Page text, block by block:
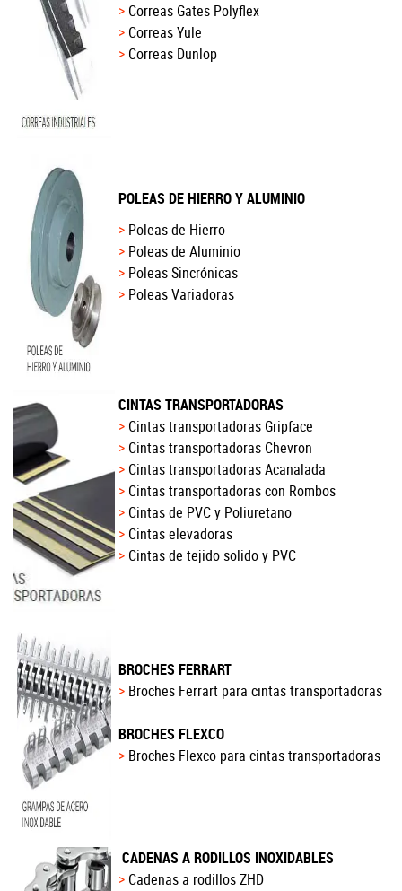
Correas Gates Polyflex
Correas Yule
Correas Dunlop
POLEAS DE HIERRO Y ALUMINIO
Poleas de Hierro
Poleas de Aluminio
Poleas Sincrónicas
Poleas Variadoras
CINTAS TRANSPORTADORAS
Cintas transportadoras Gripface
Cintas transportadoras Chevron
Cintas transportadoras Acanalada
Cintas transportadoras con Rombos
Cintas de PVC y Poliuretano
Cintas elevadoras
Cintas de tejido solido y PVC
BROCHES FERRART
Broches Ferrart para cintas transportadoras
BROCHES FLEXCO
Broches Flexco para cintas transportadoras
CADENAS A RODILLOS INOXIDABLES
Cadenas a rodillos ZHD